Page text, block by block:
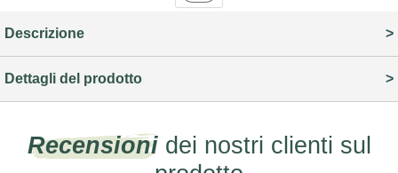
Descrizione
Dettagli del prodotto
Recensionidei nostri clienti sul